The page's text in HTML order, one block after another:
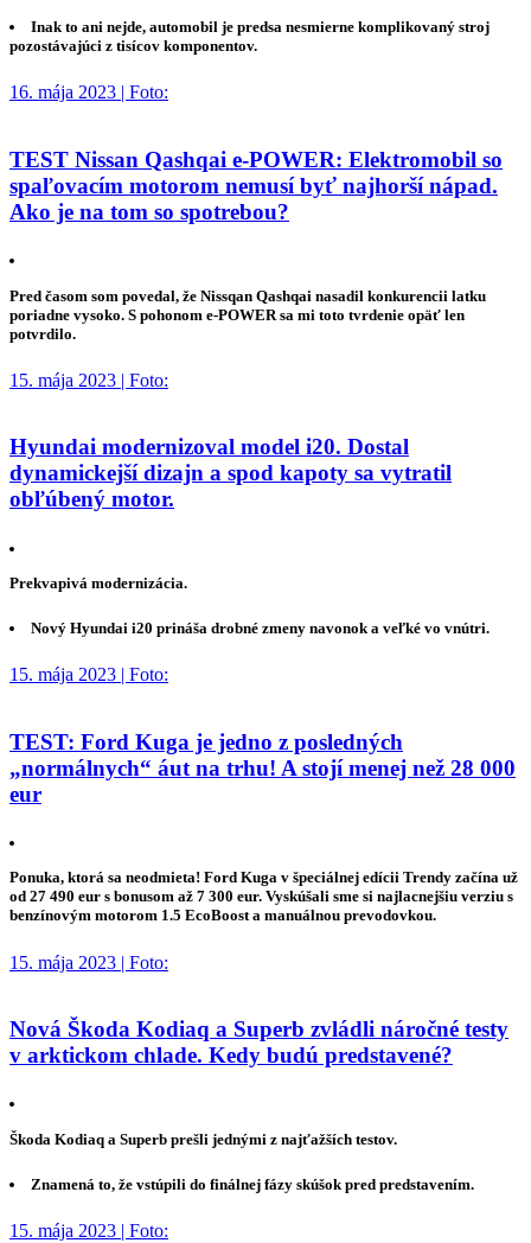
Inak to ani nejde, automobil je predsa nesmierne komplikovaný stroj
pozostávajúci z tisícov komponentov.
16. mája 2023 | Foto:
TEST Nissan Qashqai e-POWER: Elektromobil so
spaľovacím motorom nemusí byť najhorší nápad.
Ako je na tom so spotrebou?
Pred časom som povedal, že Nissqan Qashqai nasadil konkurencii latku
poriadne vysoko. S pohonom e-POWER sa mi toto tvrdenie opäť len
potvrdilo.
15. mája 2023 | Foto:
Hyundai modernizoval model i20. Dostal
dynamickejší dizajn a spod kapoty sa vytratil
obľúbený motor.
Prekvapivá modernizácia.
Nový Hyundai i20 prináša drobné zmeny navonok a veľké vo vnútri.
15. mája 2023 | Foto:
TEST: Ford Kuga je jedno z posledných
„normálnych“ áut na trhu! A stojí menej než 28 000
eur
Ponuka, ktorá sa neodmieta! Ford Kuga v špeciálnej edícii Trendy začína už
od 27 490 eur s bonusom až 7 300 eur. Vyskúšali sme si najlacnejšiu verziu s
benzínovým motorom 1.5 EcoBoost a manuálnou prevodovkou.
15. mája 2023 | Foto:
Nová Škoda Kodiaq a Superb zvládli náročné testy
v arktickom chlade. Kedy budú predstavené?
Škoda Kodiaq a Superb prešli jednými z najťažších testov.
Znamená to, že vstúpili do finálnej fázy skúšok pred predstavením.
15. mája 2023 | Foto: